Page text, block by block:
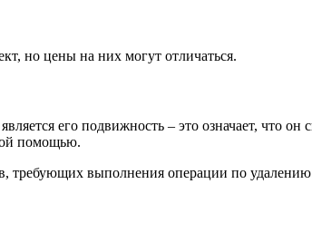
но цены на них могут отличаться.
его подвижность – это означает, что
помощью.
требующих выполнения операции по